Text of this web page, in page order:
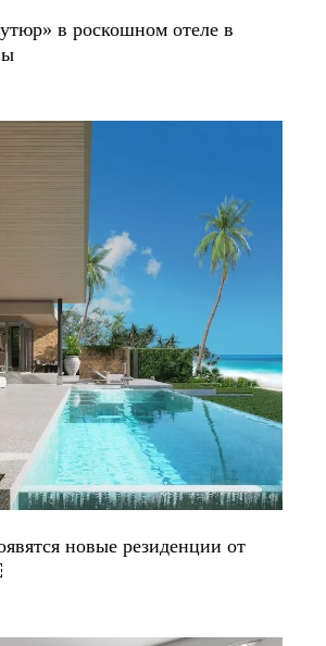
в роскошном отеле в
новые резиденции от